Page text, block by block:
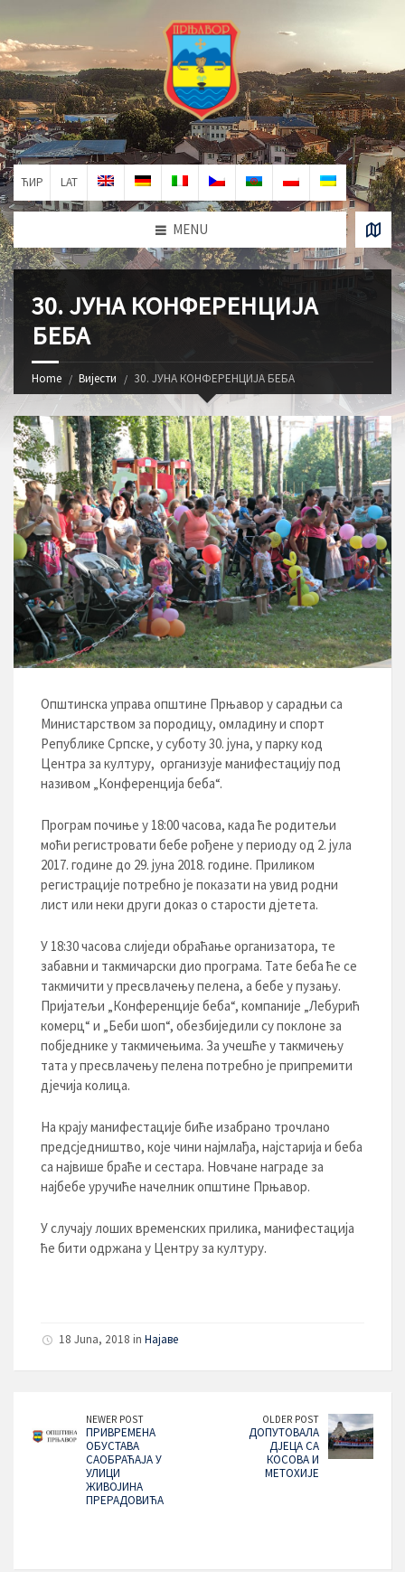
ЋИР LAT
MENU
30. ЈУНА КОНФЕРЕНЦИЈА
БЕБА
Home Вијести 30. ЈУНА КОНФЕРЕНЦИЈА БЕБА
Општинска управа општине Прњавор у сарадњи са
Министарством за породицу, омладину и спорт
Републике Српске, у суботу 30. јуна, у парку код
Центра за културу, организује манифестацију под
називом „Конференција беба“.
Програм почиње у 18:00 часова, када ће родитељи
моћи регистровати бебе рођене у периоду од 2. јула
2017. године до 29. јуна 2018. године. Приликом
регистрације потребно је показати на увид родни
лист или неки други доказ о старости дјетета.
У 18:30 часова слиједи обраћање организатора, те
забавни и такмичарски дио програма. Тате беба ће се
такмичити у пресвлачењу пелена, а бебе у пузању.
Пријатељи „Конференције беба“, компаније „Лебурић
комерц“ и „Беби шоп“, обезбиједили су поклоне за
побједнике у такмичењима. За учешће у такмичењу
тата у пресвлачењу пелена потребно је припремити
дјечија колица.
На крају манифестације биће изабрано трочлано
предсједништво, које чини најмлађа, најстарија и беба
са највише браће и сестара. Новчане награде за
најбебе уручиће начелник општине Прњавор.
У случају лоших временских прилика, манифестација
ће бити одржана у Центру за културу.
18 Juna, 2018 in Најаве
NEWER POST
ПРИВРЕМЕНА
ОБУСТАВА
САОБРАЋАЈА У
УЛИЦИ
ЖИВОЈИНА
ПРЕРАДОВИЋА
OLDER POST
ДОПУТОВАЛА
ДЈЕЦА СА
КОСОВА И
МЕТОХИЈЕ